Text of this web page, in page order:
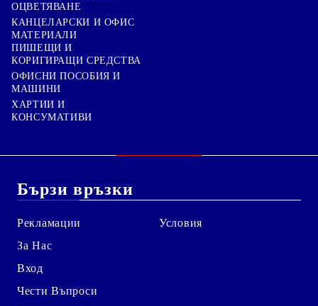
ОЦВЕТЯВАНЕ
КАНЦЕЛАРСКИ И ОФИС
МАТЕРИАЛИ
ПИШЕЩИ И
КОРИГИРАЩИ СРЕДСТВА
ОФИСНИ ПОСОБИЯ И
МАШИНИ
ХАРТИИ И
КОНСУМАТИВИ
Бързи връзки
Рекламации
За Нас
Вход
Чести Въпроси
Условия